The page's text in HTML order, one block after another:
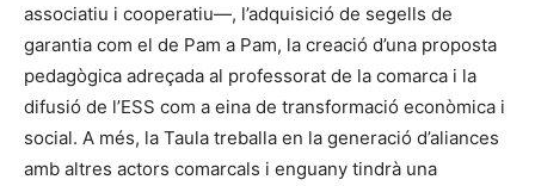
associatiu i cooperatiu—, l’adquisició de segells de
garantia com el de Pam a Pam, la creació d’una proposta
pedagògica adreçada al professorat de la comarca i la
difusió de l’ESS com a eina de transformació econòmica i
social. A més, la Taula treballa en la generació d’aliances
amb altres actors comarcals i enguany tindrà una